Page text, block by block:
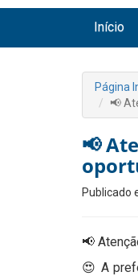
Início
Página
📢
📢
Publicado
📢
😍 A